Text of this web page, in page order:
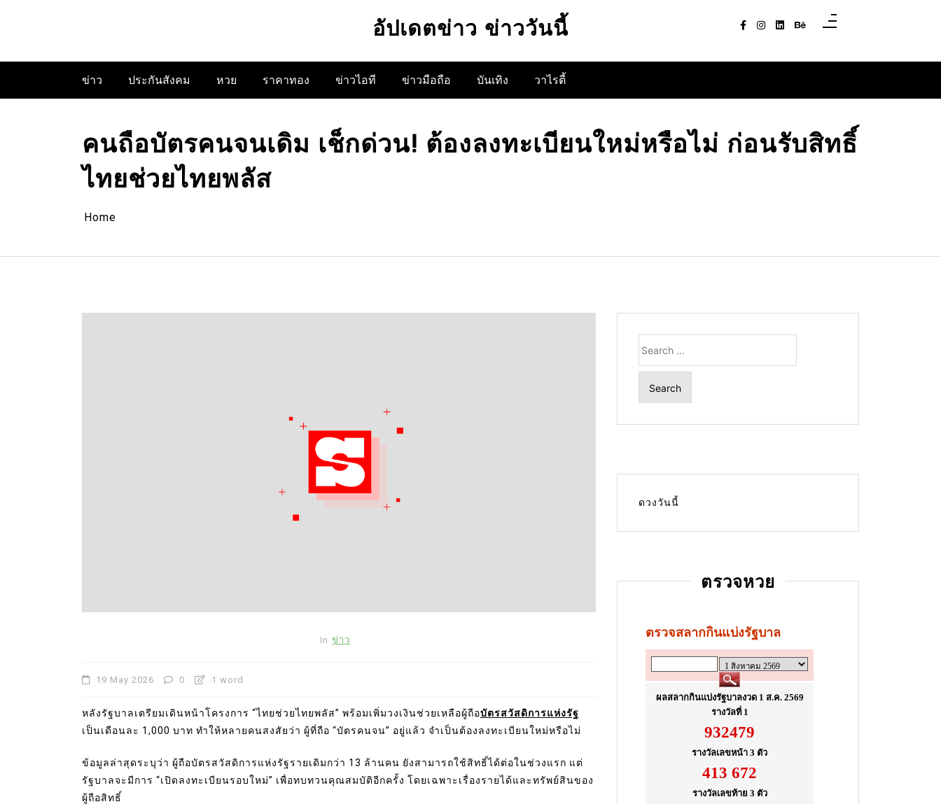
อัปเดตข่าว ข่าววันนี้
ข่าว ประกันสังคม หวย ราคาทอง ข่าวไอที ข่าวมือถือ บันเทิง วาไรตี้
คนถือบัตรคนจนเดิม เช็กด่วน! ต้องลงทะเบียนใหม่หรือไม่ ก่อนรับสิทธิ์
ไทยช่วยไทยพลัส
Home
In ข่าว
19 May 2026 0 1 word
หลังรัฐบาลเตรียมเดินหน้าโครงการ “ไทยช่วยไทยพลัส” พร้อมเพิ่มวงเงินช่วยเหลือผู้ถือบัตรสวัสดิการแห่งรัฐ
เป็นเดือนละ 1,000 บาท ทำให้หลายคนสงสัยว่า ผู้ที่ถือ “บัตรคนจน” อยู่แล้ว จำเป็นต้องลงทะเบียนใหม่หรือไม่
ข้อมูลล่าสุดระบุว่า ผู้ถือบัตรสวัสดิการแห่งรัฐรายเดิมกว่า 13 ล้านคน ยังสามารถใช้สิทธิ์ได้ต่อในช่วงแรก แต่
รัฐบาลจะมีการ “เปิดลงทะเบียนรอบใหม่” เพื่อทบทวนคุณสมบัติอีกครั้ง โดยเฉพาะเรื่องรายได้และทรัพย์สินของ
ผู้ถือสิทธิ์
for:
ดวงวันนี้
ตรวจหวย